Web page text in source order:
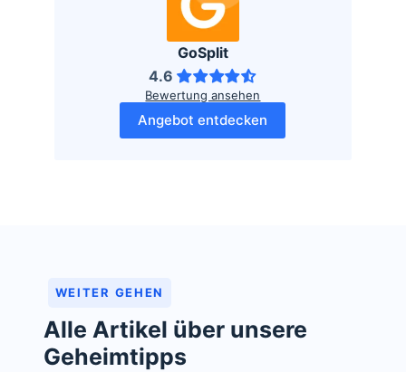
GoSplit
4.6
Bewertung ansehen
Angebot entdecken
WEITER GEHEN
Alle Artikel über unsere
Geheimtipps